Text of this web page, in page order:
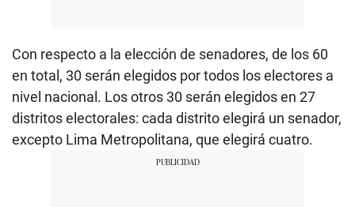
Con respecto a la elección de senadores, de los 60
en total, 30 serán elegidos por todos los electores a
nivel nacional. Los otros 30 serán elegidos en 27
distritos electorales: cada distrito elegirá un senador,
excepto Lima Metropolitana, que elegirá cuatro.